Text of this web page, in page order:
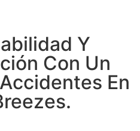
Y
Con Un
En